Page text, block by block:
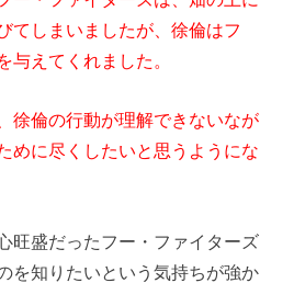
てしまいましたが、徐倫はフ
与えてくれました。
徐倫の行動が理解できないなが
めに尽くしたいと思うようにな
旺盛だったフー・ファイターズ
を知りたいという気持ちが強か